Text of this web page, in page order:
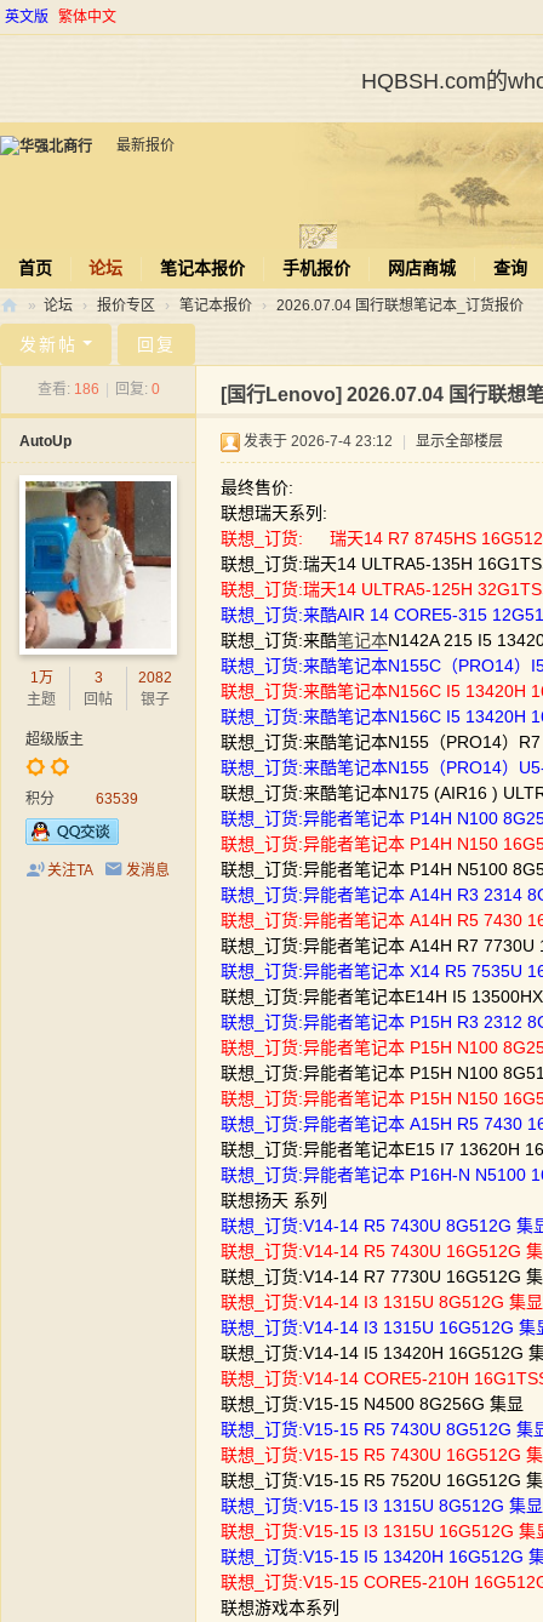
英文版 繁体中文
HQBSH.com的
最新报价
首页 论坛 笔记本报价 手机报价 网店商城 查询
北
» 论坛 › 报价专区 › 笔记本报价 › 2026.07.04 国行联想笔记本_订货报价
发新帖 回复
查看: 186 回复: 0 [国行Lenovo] 2026.07.04 国行联想
AutoUp
1万
主题
3
回帖
2082
银子
超级版主
积分 63539
关注TA 发消息
发表于 2026-7-4 23:12 显示全部楼层
最终售价:
联想瑞天系列:
联想_订货: 瑞天14 R7 8745HS
联想_订货:瑞天14 ULTRA5-135H
联想_订货:瑞天14 ULTRA5-125H
联想_订货:来酷AIR 14 CORE5-315
联想_订货:来酷笔记本N142A 215 I5
联想_订货:来酷笔记本N155C（PRO14
联想_订货:来酷笔记本N156C I5
联想_订货:来酷笔记本N156C I5
联想_订货:来酷笔记本N155（PRO14）
联想_订货:来酷笔记本N155（PRO14）
联想_订货:来酷笔记本N175 (AIR16 )
联想_订货:异能者笔记本 P14H N100
联想_订货:异能者笔记本 P14H N150
联想_订货:异能者笔记本 P14H N5100
联想_订货:异能者笔记本 A14H R3 2314
联想_订货:异能者笔记本 A14H R5 7430
联想_订货:异能者笔记本 A14H R7
联想_订货:异能者笔记本 X14 R5 7535U
联想_订货:异能者笔记本E14H I5
联想_订货:异能者笔记本 P15H R3 2312
联想_订货:异能者笔记本 P15H N100
联想_订货:异能者笔记本 P15H N100
联想_订货:异能者笔记本 P15H N150
联想_订货:异能者笔记本 A15H R5 7430
联想_订货:异能者笔记本E15 I7 13620H
联想_订货:异能者笔记本 P16H-N
联想扬天 系列
联想_订货:V14-14 R5 7430U 8G512G
联想_订货:V14-14 R5 7430U 16G512G
联想_订货:V14-14 R7 7730U 16G512G
联想_订货:V14-14 I3 1315U 8G512G
联想_订货:V14-14 I3 1315U 16G512G
联想_订货:V14-14 I5 13420H 16G512G
联想_订货:V14-14 CORE5-210H
联想_订货:V15-15 N4500 8G256G 集显
联想_订货:V15-15 R5 7430U 8G512G
联想_订货:V15-15 R5 7430U 16G512G
联想_订货:V15-15 R5 7520U 16G512G
联想_订货:V15-15 I3 1315U 8G512G
联想_订货:V15-15 I3 1315U 16G512G
联想_订货:V15-15 I5 13420H 16G512G
联想_订货:V15-15 CORE5-210H
联想游戏本系列